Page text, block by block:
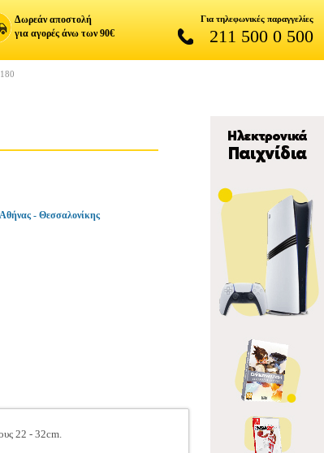
Δωρεάν αποστολή
για αγορές άνω των 90€
Για τηλεφωνικές παραγγελίες
211 500 0 500
- Θεσσαλονίκης
22 - 32cm.